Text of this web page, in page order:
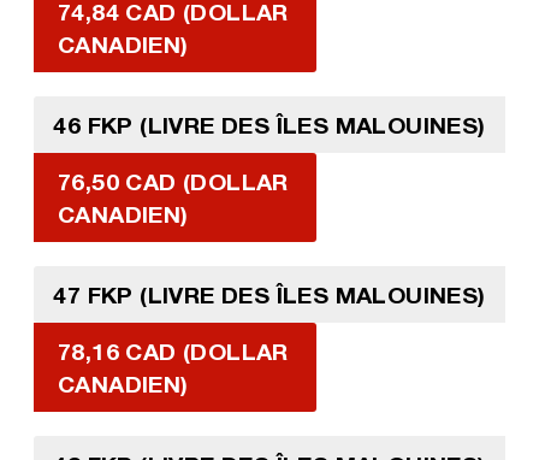
74,84 CAD (DOLLAR
CANADIEN)
46 FKP (LIVRE DES ÎLES MALOUINES)
76,50 CAD (DOLLAR
CANADIEN)
47 FKP (LIVRE DES ÎLES MALOUINES)
78,16 CAD (DOLLAR
CANADIEN)